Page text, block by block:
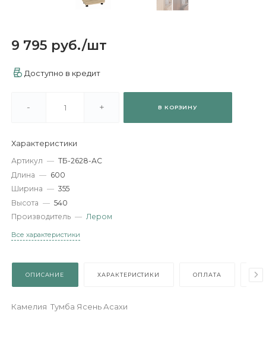
9 795 руб./шт
Доступно в кредит
-
Характеристики
Артикул — ТБ-2628-АС
Длина — 600
Ширина — 355
Производитель